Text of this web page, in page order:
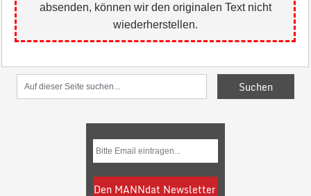
absenden, können wir den originalen Text nicht
wiederherstellen.